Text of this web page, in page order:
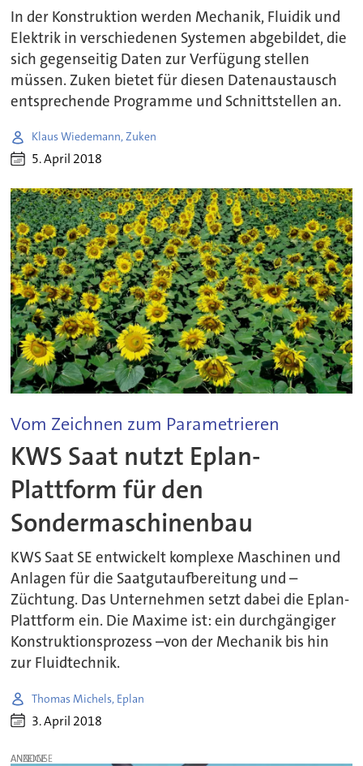
In der Konstruktion werden Mechanik, Fluidik und
Elektrik in verschiedenen Systemen abgebildet, die
sich gegenseitig Daten zur Verfügung stellen
müssen. Zuken bietet für diesen Datenaustausch
entsprechende Programme und Schnittstellen an.
Klaus Wiedemann, Zuken
5. April 2018
Vom Zeichnen zum Parametrieren
KWS Saat nutzt Eplan-
Plattform für den
Sondermaschinenbau
KWS Saat SE entwickelt komplexe Maschinen und
Anlagen für die Saatgutaufbereitung und –
Züchtung. Das Unternehmen setzt dabei die Eplan-
Plattform ein. Die Maxime ist: ein durchgängiger
Konstruktionsprozess –von der Mechanik bis hin
zur Fluidtechnik.
Thomas Michels, Eplan
3. April 2018
ANZEIGE